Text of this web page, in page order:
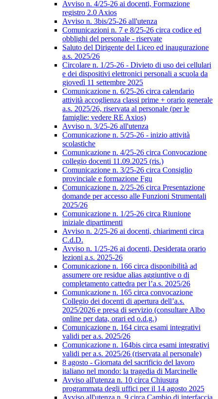
Avviso n. 4/25-26 ai docenti, Formazione
registro 2.0 Axios
Avviso n. 3bis/25-26 all'utenza
Comunicazioni n. 7 e 8/25-26 circa codice ed
obblighi del personale - riservate
Saluto del Dirigente del Liceo ed inaugurazione
a.s. 2025/26
Circolare n. 1/25-26 - Divieto di uso dei cellulari
e dei dispositivi elettronici personali a scuola da
giovedì 11 settembre 2025
Comunicazione n. 6/25-26 circa calendario
attività accoglienza classi prime + orario generale
a.s. 2025/26, riservata al personale (per le
famiglie: vedere RE Axios)
Avviso n. 3/25-26 all'utenza
Comunicazione n. 5/25-26 - inizio attività
scolastiche
Comunicazione n. 4/25-26 circa Convocazione
collegio docenti 11.09.2025 (ris.)
Comunicazione n. 3/25-26 circa Consiglio
provinciale e formazione Fgu
Comunicazione n. 2/25-26 circa Presentazione
domande per accesso alle Funzioni Strumentali
2025/26
Comunicazione n. 1/25-26 circa Riunione
iniziale dipartimenti
Avviso n. 2/25-26 ai docenti, chiarimenti circa
C.d.D.
Avviso n. 1/25-26 ai docenti, Desiderata orario
lezioni a.s. 2025-26
Comunicazione n. 166 circa disponibilità ad
assumere ore residue alias aggiuntive o di
completamento cattedra per l’a.s. 2025/26
Comunicazione n. 165 circa convocazione
Collegio dei docenti di apertura dell’a.s.
2025/2026 e presa di servizio (consultare Albo
online per data, orari ed o.d.g.)
Comunicazione n. 164 circa esami integrativi
validi per a.s. 2025/26
Comunicazione n. 164bis circa esami integrativi
validi per a.s. 2025/26 (riservata al personale)
8 agosto - Giornata del sacrificio del lavoro
italiano nel mondo: la tragedia di Marcinelle
Avviso all'utenza n. 10 circa Chiusura
programmata degli uffici per il 14 agosto 2025